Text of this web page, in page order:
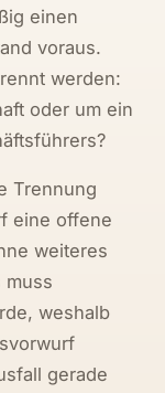
einen
voraus.
werden:
oder um ein
Trennung
eine offene
weiteres
muss
weshalb
gerade